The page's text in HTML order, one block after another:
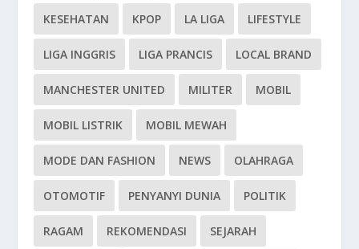
KESEHATAN KPOP LA LIGA LIFESTYLE
LIGA INGGRIS LIGA PRANCIS LOCAL BRAND
MANCHESTER UNITED MILITER MOBIL
MOBIL LISTRIK MOBIL MEWAH
MODE DAN FASHION NEWS OLAHRAGA
OTOMOTIF PENYANYI DUNIA POLITIK
RAGAM REKOMENDASI SEJARAH